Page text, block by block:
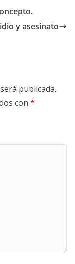
y asesinato
publicada.
con *